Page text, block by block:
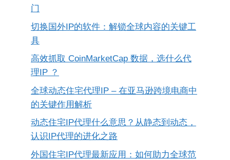
门
切换国外IP的软件：解锁全球内容的关键工
具
高效抓取 CoinMarketCap 数据，选什么代
理IP ？
全球动态住宅代理IP – 在亚马逊跨境电商中
的关键作用解析
动态住宅IP代理什么意思？从静态到动态，
认识IP代理的进化之路
外国住宅IP代理最新应用：如何助力全球范